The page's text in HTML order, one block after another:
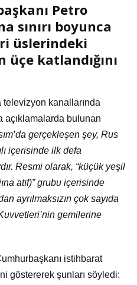
Petro
sınırı boyunca
üslerindeki
üçe katlandığını
televizyon kanallarında
bulunan
gerçekleşen şey, Rus
içerisinde ilk defa
Resmi olarak, “küçük yeşil
atıf)” grubu içerisinde
ayrılmaksızın çok sayıda
gemilerine
istihbarat
göstererek şunları söyledi: